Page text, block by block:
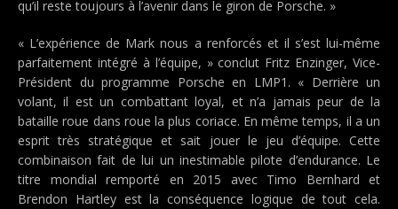
qu’il reste toujours à l’avenir dans le giron de Porsche. »
« L’expérience de Mark nous a renforcés et il s’est lui-même
parfaitement intégré à l’équipe, » conclut Fritz Enzinger, Vice-
Président du programme Porsche en LMP1. « Derrière un
volant, il est un combattant loyal, et n’a jamais peur de la
bataille roue dans roue la plus coriace. En même temps, il a un
esprit très stratégique et sait jouer le jeu d’équipe. Cette
combinaison fait de lui un inestimable pilote d’endurance. Le
titre mondial remporté en 2015 avec Timo Bernhard et
Brendon Hartley est la conséquence logique de tout cela.